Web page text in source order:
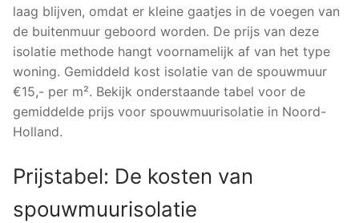
laag blijven, omdat er kleine gaatjes in de voegen van
de buitenmuur geboord worden. De prijs van deze
isolatie methode hangt voornamelijk af van het type
woning. Gemiddeld kost isolatie van de spouwmuur
€15,- per m². Bekijk onderstaande tabel voor de
gemiddelde prijs voor spouwmuurisolatie in Noord-
Holland.
Prijstabel: De kosten van
spouwmuurisolatie